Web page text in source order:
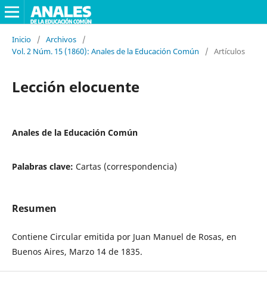
Inicio / Archivos
/
Vol. 2 Núm. 15 (1860): Anales de la Educación Común
/ Artículos
Lección elocuente
Anales de la Educación Común
Palabras clave: Cartas (correspondencia)
Resumen
Contiene Circular emitida por Juan Manuel de Rosas, en
Buenos Aires, Marzo 14 de 1835.